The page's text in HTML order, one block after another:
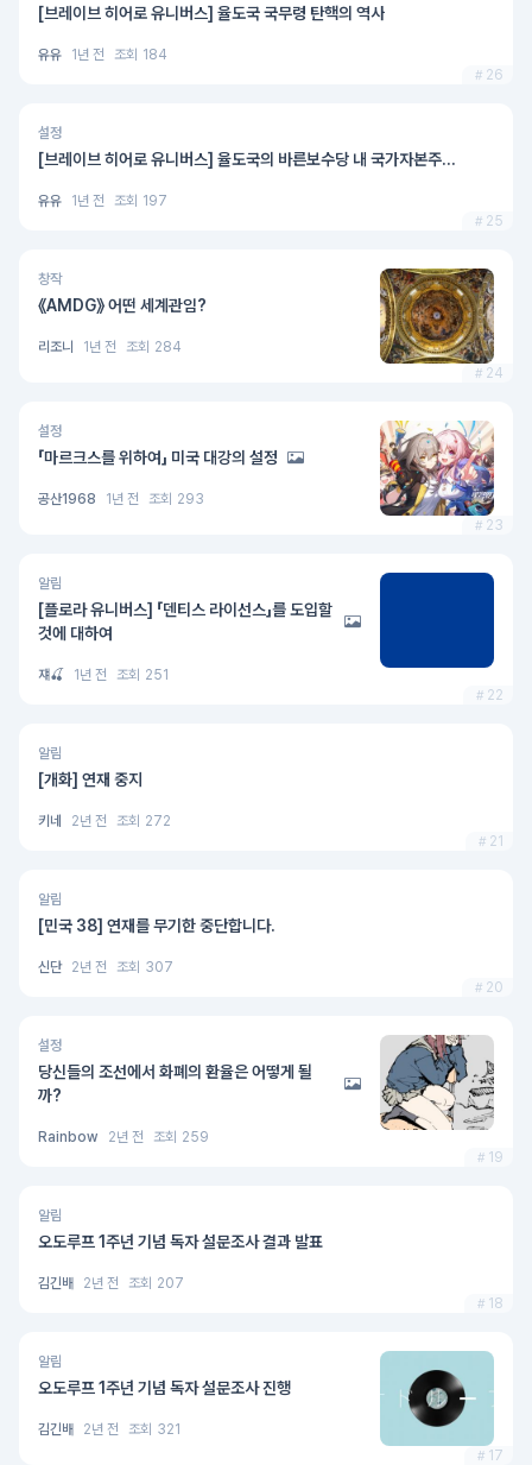
[브레이브 히어로 유니버스] 율도국 국무령 탄핵의 역사
유유 1년 전 조회 184
26
설정
[브레이브 히어로 유니버스] 율도국의 바른보수당 내 국가자본주...
유유 1년 전 조회 197
25
창작
《AMDG》 어떤 세계관임?
리조니 1년 전 조회 284
24
설정
「마르크스를 위하여」 미국 대강의 설정
공산1968 1년 전 조회 293
23
알림
[플로라 유니버스] 「덴티스 라이선스」를 도입할
것에 대하여
쟤🍒 1년 전 조회 251
22
알림
[개화] 연재 중지
키네 2년 전 조회 272
21
알림
[민국 38] 연재를 무기한 중단합니다.
신단 2년 전 조회 307
20
설정
당신들의 조선에서 화폐의 환율은 어떻게 될
까?
Rainbow 2년 전 조회 259
19
알림
오도루프 1주년 기념 독자 설문조사 결과 발표
김긴배 2년 전 조회 207
18
알림
오도루프 1주년 기념 독자 설문조사 진행
김긴배 2년 전 조회 321
17